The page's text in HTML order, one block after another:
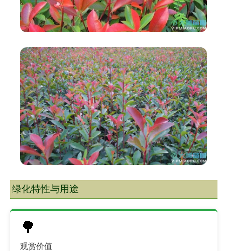
绿化特性与用途
🌳
观赏价值